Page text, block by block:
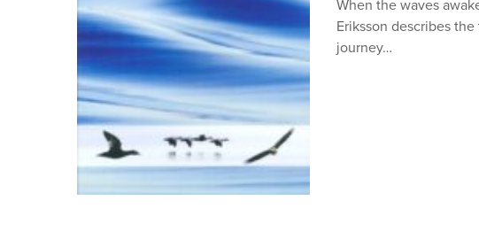
When the waves
Eriksson describes
journey…